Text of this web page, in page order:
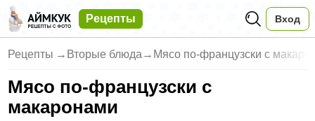
Рецепты Вход
Рецепты → Вторые блюда → Мясо по-французски с
Мясо по-французски с
макаронами